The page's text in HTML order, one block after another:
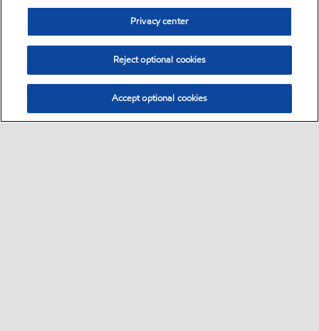
Privacy center
Reject optional cookies
Accept optional cookies